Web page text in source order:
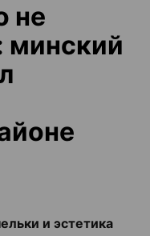
не
минский
и эстетика